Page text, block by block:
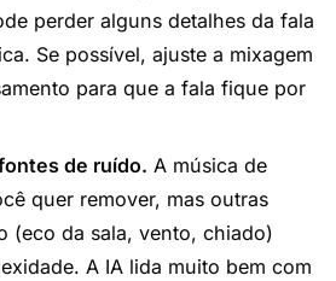
perder alguns detalhes da fala
Se possível, ajuste a mixagem
para que a fala fique por
de ruído. A música de
quer remover, mas outras
(eco da sala, vento, chiado)
A IA lida muito bem com